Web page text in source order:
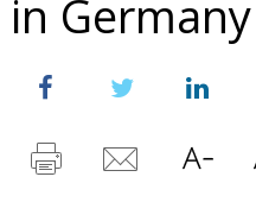
in Germany